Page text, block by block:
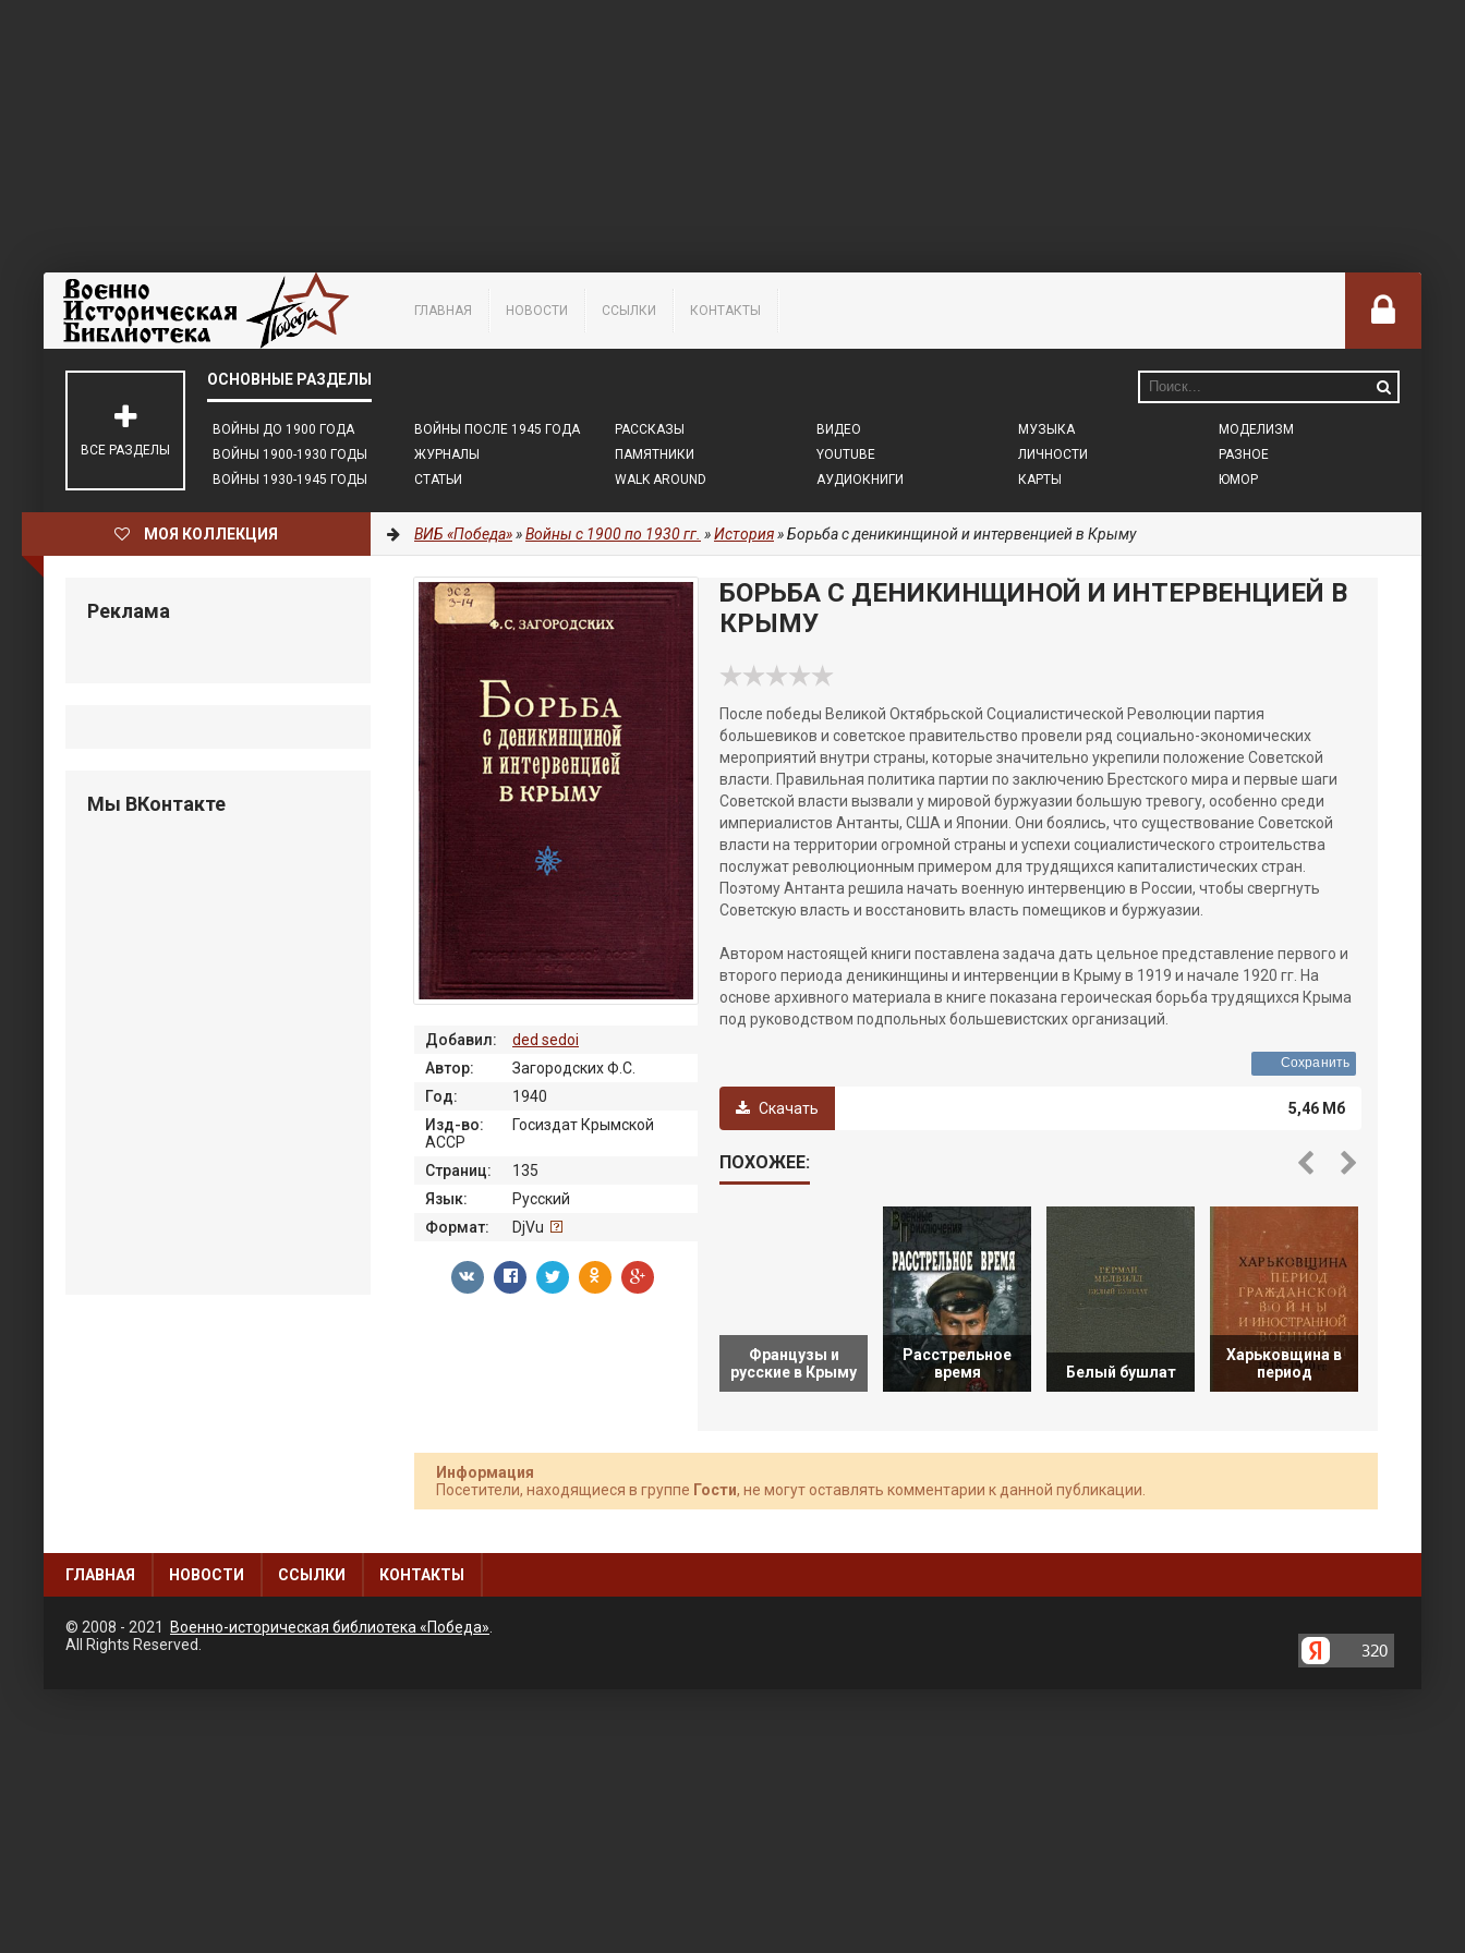
ГЛАВНАЯ НОВОСТИ ССЫЛКИ КОНТАКТЫ
ВОЙНЫ ДО 1900 ГОДА
ВОЙНЫ 1900-1930 ГОДЫ
ВОЙНЫ 1930-1945 ГОДЫ
ВОЙНЫ ПОСЛЕ 1945 ГОДА
ЖУРНАЛЫ
СТАТЬИ
РАССКАЗЫ
ПАМЯТНИКИ
WALK AROUND
ВИДЕО
YOUTUBE
АУДИОКНИГИ
МУЗЫКА
ЛИЧНОСТИ
КАРТЫ
МОДЕЛИЗМ
РАЗНОЕ
ЮМОР
ВСЕ РАЗДЕЛЫ
МОЯ КОЛЛЕКЦИЯ ВИБ «Победа»»Войны с 1900 по 1930 гг. »История» Борьба с деникинщиной и интервенцией в Крыму
БОРЬБА С ДЕНИКИНЩИНОЙ И ИНТЕРВЕНЦИЕЙ В
КРЫМУ
После победы Великой Октябрьской Социалистической Революции партия
большевиков и советское правительство провели ряд социально-экономических
мероприятий внутри страны, которые значительно укрепили положение Советской
власти. Правильная политика партии по заключению Брестского мира и первые шаги
Советской власти вызвали у мировой буржуазии большую тревогу, особенно среди
империалистов Антанты, США и Японии. Они боялись, что существование Советской
власти на территории огромной страны и успехи социалистического строительства
послужат революционным примером для трудящихся капиталистических стран.
Поэтому Антанта решила начать военную интервенцию в России, чтобы свергнуть
Советскую власть и восстановить власть помещиков и буржуазии.
Автором настоящей книги поставлена задача дать цельное представление первого и
второго периода деникинщины и интервенции в Крыму в 1919 и начале 1920 гг. На
основе архивного материала в книге показана героическая борьба трудящихся Крыма
под руководством подпольных большевистских организаций.
Сохранить
Скачать 5,46 Мб
Добавил:
ded sedoi
Автор:
Загородских Ф.С.
Год:
1940
Изд-во:
Госиздат Крымской
АССР
Страниц:
135
Язык:
Русский
Формат:
DjVu
ПОХОЖЕЕ:
Французы и
русские в Крыму
Расстрельное
время
Белый бушлат
Харьковщина в
период
Информация
Посетители, находящиеся в группе Гости, не могут оставлять комментарии к данной публикации.
Реклама
Мы ВКонтакте
ГЛАВНАЯ НОВОСТИ ССЫЛКИ КОНТАКТЫ
© 2008 - 2021 Военно-историческая библиотека «Победа»
All Rights Reserved.